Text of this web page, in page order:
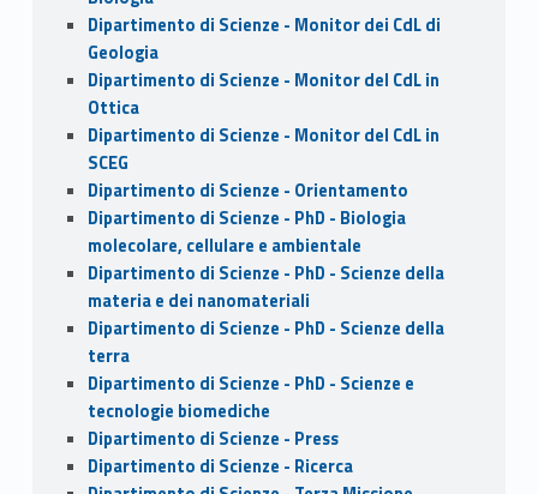
Dipartimento di Scienze - Monitor dei CdL di
Geologia
Dipartimento di Scienze - Monitor del CdL in
Ottica
Dipartimento di Scienze - Monitor del CdL in
SCEG
Dipartimento di Scienze - Orientamento
Dipartimento di Scienze - PhD - Biologia
molecolare, cellulare e ambientale
Dipartimento di Scienze - PhD - Scienze della
materia e dei nanomateriali
Dipartimento di Scienze - PhD - Scienze della
terra
Dipartimento di Scienze - PhD - Scienze e
tecnologie biomediche
Dipartimento di Scienze - Press
Dipartimento di Scienze - Ricerca